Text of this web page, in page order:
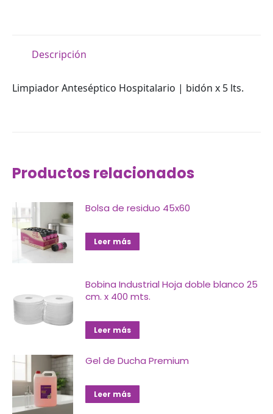
Descripción
Limpiador Anteséptico Hospitalario | bidón x 5 lts.
Productos relacionados
Bolsa de residuo 45x60
Leer más
Bobina Industrial Hoja doble blanco 25
cm. x 400 mts.
Leer más
Gel de Ducha Premium
Leer más